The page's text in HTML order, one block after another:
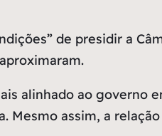
de presidir a
alinhado ao governo
assim, a